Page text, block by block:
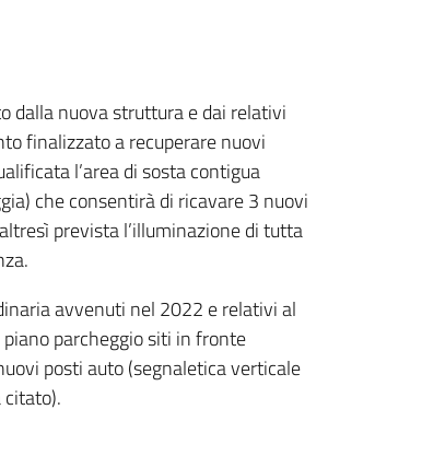
dalla nuova struttura e dai relativi
finalizzato a recuperare nuovi
l’area di sosta contigua
che consentirà di ricavare 3 nuovi
prevista l’illuminazione di tutta
avvenuti nel 2022 e relativi al
parcheggio siti in fronte
posti auto (segnaletica verticale